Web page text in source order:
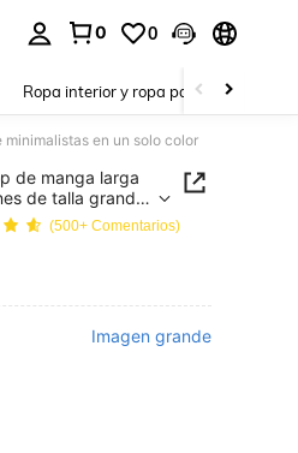
0 0
Ropa interior y ropa para dormir
en un solo color
de manga larga
de talla grande
(500+ Comentarios)
Imagen grande